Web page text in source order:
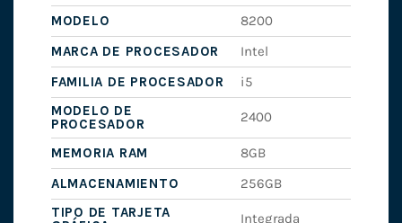
MODELO
8200
MARCA DE PROCESADOR
Intel
FAMILIA DE PROCESADOR
i5
MODELO DE
PROCESADOR
2400
MEMORIA RAM
8GB
ALMACENAMIENTO
256GB
TIPO DE TARJETA
Integrada